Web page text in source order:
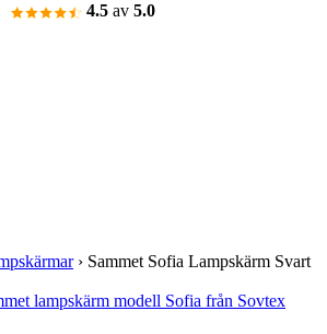
4.5 av 5.0
› Sammet Sofia Lampskärm Svart